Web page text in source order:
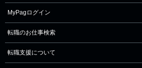
MyPagログイン
転職のお仕事検索
転職支援について